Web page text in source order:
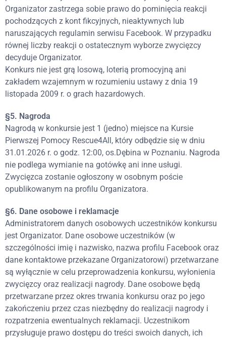
Organizator zastrzega sobie prawo do pominięcia reakcji
pochodzących z kont fikcyjnych, nieaktywnych lub
naruszających regulamin serwisu Facebook. W przypadku
równej liczby reakcji o ostatecznym wyborze zwycięzcy
decyduje Organizator.
Konkurs nie jest grą losową, loterią promocyjną ani
zakładem wzajemnym w rozumieniu ustawy z dnia 19
listopada 2009 r. o grach hazardowych.
§5. Nagroda
Nagrodą w konkursie jest 1 (jedno) miejsce na Kursie
Pierwszej Pomocy Rescue4All, który odbędzie się w dniu
31.01.2026 r. o godz. 12:00, os.Dębina w Poznaniu. Nagroda
nie podlega wymianie na gotówkę ani inne usługi.
Zwycięzca zostanie ogłoszony w osobnym poście
opublikowanym na profilu Organizatora.
§6. Dane osobowe i reklamacje
Administratorem danych osobowych uczestników konkursu
jest Organizator. Dane osobowe uczestników (w
szczególności imię i nazwisko, nazwa profilu Facebook oraz
dane kontaktowe przekazane Organizatorowi) przetwarzane
są wyłącznie w celu przeprowadzenia konkursu, wyłonienia
zwycięzcy oraz realizacji nagrody. Dane osobowe będą
przetwarzane przez okres trwania konkursu oraz po jego
zakończeniu przez czas niezbędny do realizacji nagrody i
rozpatrzenia ewentualnych reklamacji. Uczestnikom
przysługuje prawo dostępu do treści swoich danych, ich